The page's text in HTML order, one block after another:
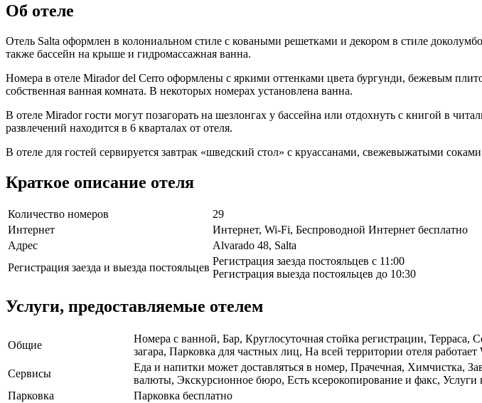
Об отеле
Отель Salta оформлен в колониальном стиле с коваными решетками и декором в стиле
также бассейн на крыше и гидромассажная ванна.
Номера в отеле Mirador del Cerro оформлены с яркими оттенками цвета бургунди, бежевым
собственная ванная комната. В некоторых номерах установлена ванна.
В отеле Mirador гости могут позагорать на шезлонгах у бассейна или отдохнуть с книгой в
развлечений находится в 6 кварталах от отеля.
В отеле для гостей сервируется завтрак «шведский стол» с круассанами, свежевыжатыми
Краткое описание отеля
Количество номеров
29
Интернет
Интернет, Wi-Fi, Беспроводной Интернет бесплатно
Адрес
Alvarado 48, Salta
Регистрация заезда и выезда постояльцев
Регистрация заезда постояльцев с 11:00
Регистрация выезда постояльцев до 10:30
Услуги, предоставляемые отелем
Общие
Номера с ванной, Бар, Круглосуточная стойка регистрации,
загара, Парковка для частных лиц, На всей территории отеля работает
Сервисы
Еда и напитки может доставляться в номер, Прачечная, Химчистка,
валюты, Экскурсионное бюро, Есть ксерокопирование и факс, Услуги
Парковка
Парковка бесплатно